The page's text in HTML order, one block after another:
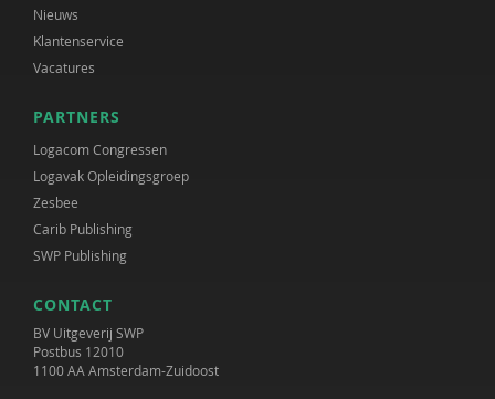
Nieuws
Klantenservice
Vacatures
PARTNERS
Logacom Congressen
Logavak Opleidingsgroep
Zesbee
Carib Publishing
SWP Publishing
CONTACT
BV Uitgeverij SWP
Postbus 12010
1100 AA Amsterdam-Zuidoost